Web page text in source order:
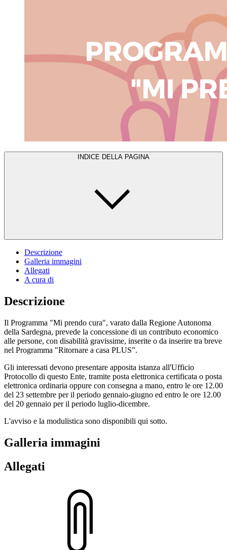
INDICE DELLA PAGINA
Descrizione
Galleria immagini
Allegati
A cura di
Descrizione
Il Programma "Mi prendo cura", varato dalla Regione Autonoma
della Sardegna, prevede la concessione di un contributo economico
alle persone, con disabilità gravissime, inserite o da inserire tra breve
nel Programma "Ritornare a casa PLUS".
Gli interessati devono presentare apposita istanza all'Ufficio
Protocollo di questo Ente, tramite posta elettronica certificata o posta
elettronica ordinaria oppure con consegna a mano, entro le ore 12.00
del 23 settembre per il periodo gennaio-giugno ed entro le ore 12.00
del 20 gennaio per il periodo luglio-dicembre.
L'avviso e la modulistica sono disponibili qui sotto.
Galleria immagini
Allegati